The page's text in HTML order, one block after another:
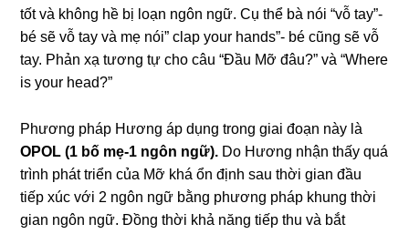
tốt và không hề bị loạn ngôn ngữ. Cụ thể bà nói “vỗ tay”-
bé sẽ vỗ tay và mẹ nói” clap your hands”- bé cũng sẽ vỗ
tay. Phản xạ tương tự cho câu “Đầu Mỡ đâu?” và “Where
is your head?”
Phương pháp Hương áp dụng trong giai đoạn này là
OPOL (1 bố mẹ-1 ngôn ngữ). Do Hương nhận thấy quá
trình phát triển của Mỡ khá ổn định sau thời gian đầu
tiếp xúc với 2 ngôn ngữ bằng phương pháp khung thời
gian ngôn ngữ. Đồng thời khả năng tiếp thu và bắt